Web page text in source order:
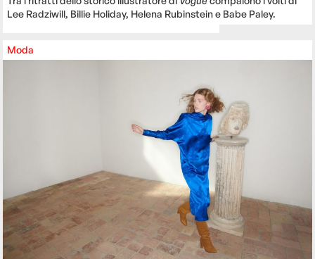
Lee Radziwill, Billie Holiday, Helena Rubinstein e Babe Paley.
Moda